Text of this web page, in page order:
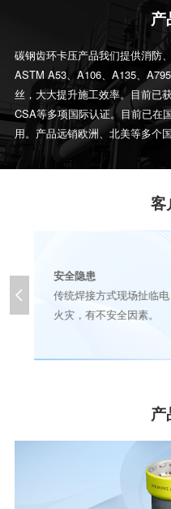
产
碳钢齿环卡压产品我们提供消防
ASTM A53、A106、A135、
丝，大大提升施工效率。目前已
CSA等多项国际认证。目前已在
用。产品远销欧洲、北美等多个
客
安全隐患
传统焊接方式现场扯临
火灾，有不安全因素。

产